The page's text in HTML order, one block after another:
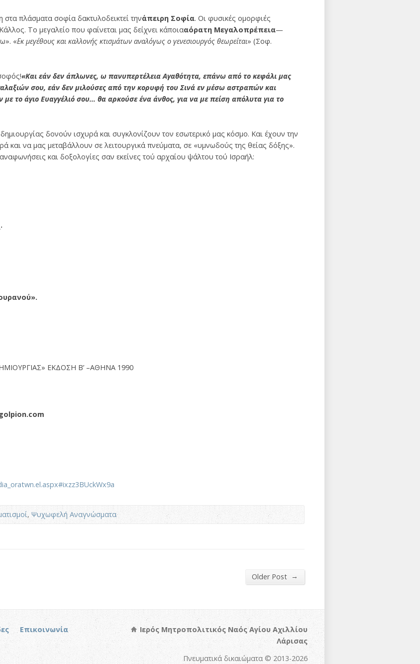
πλά­σματα σοφία δακτυλοδεικτεί τηνάπειρη Σοφία. Οι φυ­σικές ομορφιές
Το μεγαλείο που φαίνεται μας δείχνει κάποιααόρατη Μεγαλοπρέπεια—
ω». «Εκ μεγέθους και καλλονής κτισμάτων αναλόγως ο γενεσιουργός θεωρείται» (Σοφ.
«Και εάν δεν άπλωνες, ω πανυπερτέλεια Αγαθότητα, επάνω από το κεφάλι μας
σου, εάν δεν μιλούσες από την κορυφή του Σινά εν μέσω αστραπών και
το άγιο Ευαγγέλιό σου… θα αρκούσε ένα άνθος, για να με πείση απόλυτα για το
δονούν ισχυρά και συγκλονίζουν τον εσωτερικό μας κό­σμο. Και έχουν την
και να μας μεταβάλλουν σε λειτουργικά πνεύματα, σε «υμνωδούς της θείας δόξης».
και δοξολογίες σαν εκεί­νες τού αρχαίου ψάλτου τού Ισραήλ:
ΕΚΔΟΣΗ Β’ –ΑΘΗΝΑ 1990
, Ψυχωφελή Αναγνώσματα
Older Post →
Επικοινωνία
Ιερός Μητροπολιτικός Ναός Αγίου Αχιλλίου
Λάρισας
Πνευματικά δικαιώματα © 2013-2026